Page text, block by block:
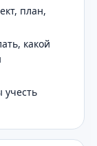
план,
какой